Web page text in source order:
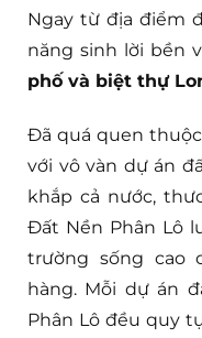
Ngay từ địa điểm
năng sinh lời bền
phố và biệt thự
Đã quá quen
với vô vàn dự án
khắp cả nước,
Đất Nền Phân Lô
trường sống cao
hàng. Mỗi dự án
Phân Lô đều quy